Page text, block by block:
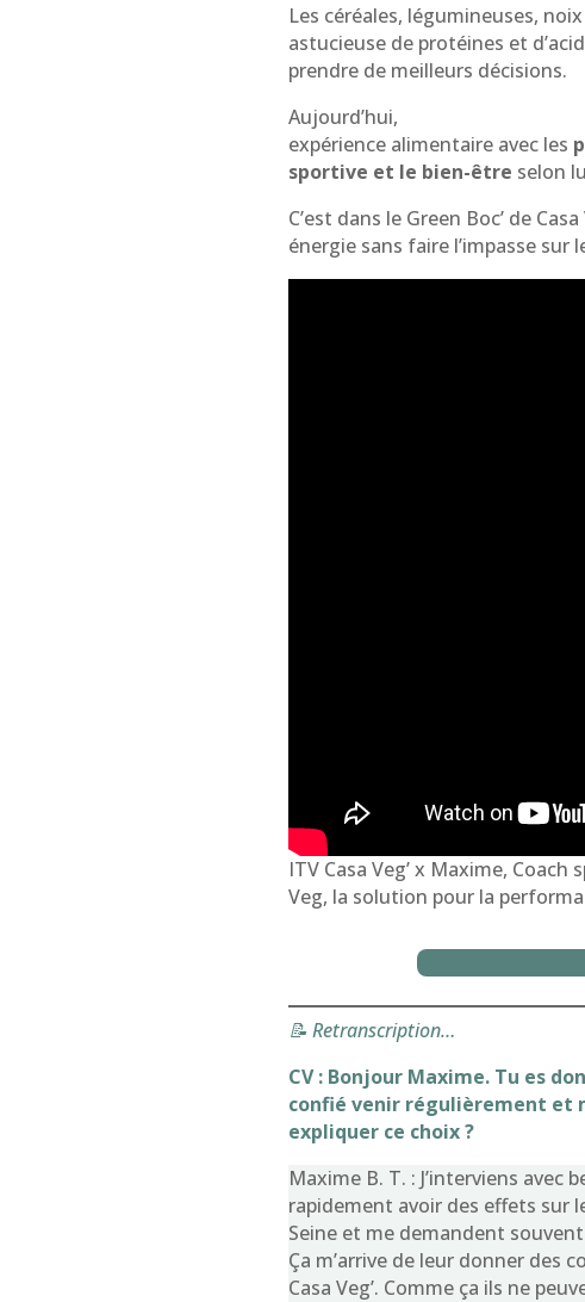
Les céréales, légumineuses,
astucieuse de protéines et
prendre de meilleurs décisions.
Aujourd’hui,
expérience alimentaire avec les
sportive et le bien-être selon
C’est dans le Green Boc’ de
énergie sans faire l’impasse sur
ITV Casa Veg’ x Maxime,
Veg, la solution pour la
📝 Retranscription…
CV : Bonjour Maxime. Tu es
confié venir régulièrement et
expliquer ce choix ?
Maxime B. T. : J’interviens
rapidement avoir des effets sur
Seine et me demandent
Ça m’arrive de leur donner des
Casa Veg’. Comme ça ils ne